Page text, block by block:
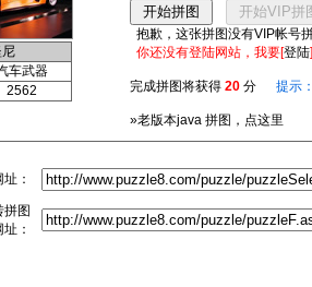
车武器
2562
抱歉，这张拼图没有VIP帐号
你还没有登陆网站，我要[登陆
完成拼图将获得 20 分 提示
»老版本java 拼图，点这里
：
图
：